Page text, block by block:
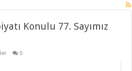
Konulu 77. Sayımız
0